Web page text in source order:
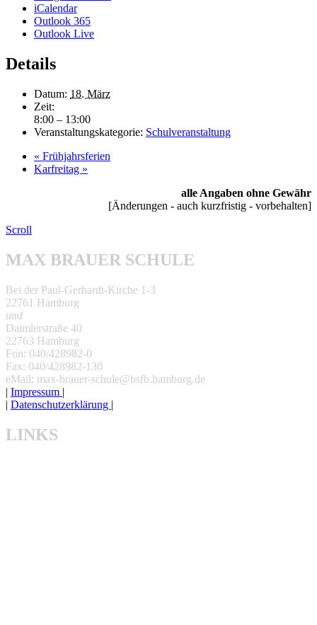
iCalendar
Outlook 365
Outlook Live
Details
Datum: 18. März
Zeit:
8:00 – 13:00
Veranstaltungskategorie: Schulveranstaltung
« Frühjahrsferien
Karfreitag »
alle Angaben ohne Gewähr
[Änderungen - auch kurzfristig - vorbehalten]
Scroll
MAX BRAUER SCHULE
Bei der Paul-Gerhardt-Kirche 1-3
22761 Hamburg
und
Daimlerstraße 40
22763 Hamburg
Fon: 040/428982-0
Fax: 040/428982-130
eMail: max-brauer-schule@bsfb.hamburg.de
| Impressum |
| Datenschutzerklärung |
LINKS